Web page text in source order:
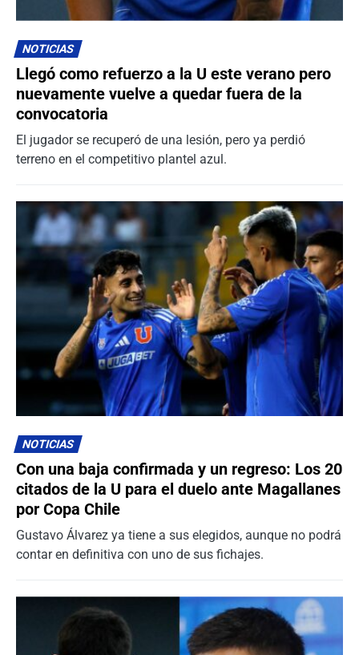
NOTICIAS
Llegó como refuerzo a la U este verano pero
nuevamente vuelve a quedar fuera de la
convocatoria
El jugador se recuperó de una lesión, pero ya perdió
terreno en el competitivo plantel azul.
NOTICIAS
Con una baja confirmada y un regreso: Los 20
citados de la U para el duelo ante Magallanes
por Copa Chile
Gustavo Álvarez ya tiene a sus elegidos, aunque no podrá
contar en definitiva con uno de sus fichajes.